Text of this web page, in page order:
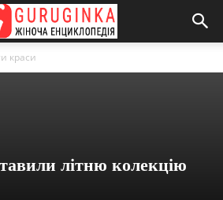
краси
літню колекцію